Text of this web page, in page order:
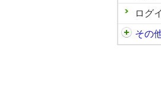
ログ
その